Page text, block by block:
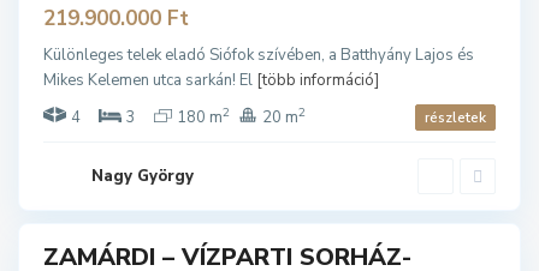
219.900.000 Ft
Különleges telek eladó Siófok szívében, a Batthyány Lajos és
Mikes Kelemen utca sarkán! El [több információ]
4
3 180 m2 20 m2 részletek
Nagy György
m
r
d
i
Z
a
i
ZAMÁRDI – VÍZPARTI SORHÁZ-